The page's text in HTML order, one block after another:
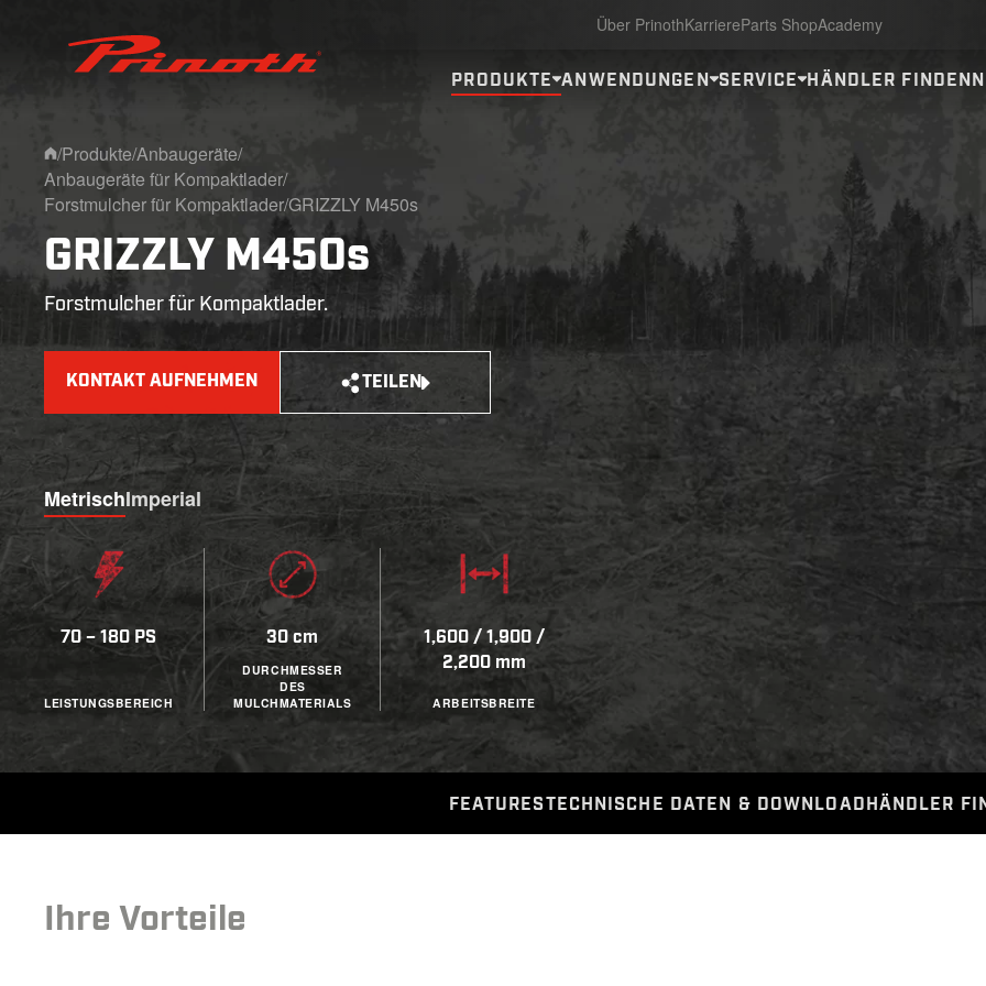
Prinoth - Corporate Website
Über PrinothKarriereParts ShopAcademy
PRODUKTE ANWENDUNGEN SERVICE HÄNDLER FINDEN
Home
/Produkte/Anbaugeräte/
Anbaugeräte für Kompaktlader/
Forstmulcher für Kompaktlader/GRIZZLY M450s
GRIZZLY M450s
Forstmulcher für Kompaktlader.
KONTAKT AUFNEHMEN TEILEN
MetrischImperial
LEISTUNGSBEREICH
70 – 180 PS
DURCHMESSER
DES
MULCHMATERIALS
30 cm
ARBEITSBREITE
1,600 / 1,900 /
2,200 mm
FEATURESTECHNISCHE DATEN & DOWNLOADHÄNDLER
Ihre Vorteile